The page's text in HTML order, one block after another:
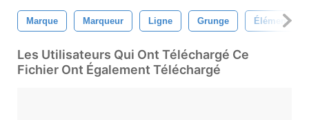
Marque Marqueur Ligne Grunge Élément
Les Utilisateurs Qui Ont Téléchargé Ce
Fichier Ont Également Téléchargé